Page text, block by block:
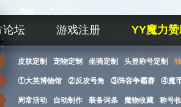
论坛 游戏注册 YY魔力赞
皮肤定制 宠物定制 坐骑定制 头显称号定制
①大英博物馆 ②反攻号角 ③阵容争霸赛 ④魔
周常活动 自动制作 装备词条 魔物收藏 称号